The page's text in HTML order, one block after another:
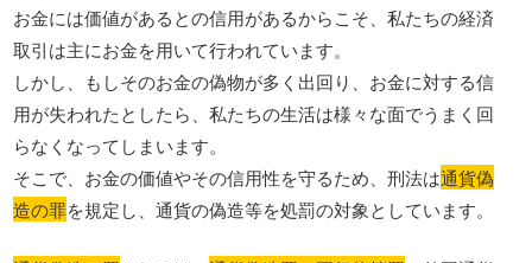
お金には価値があるとの信用があるからこそ、私たちの経済
取引は主にお金を用いて行われています。
しかし、もしそのお金の偽物が多く出回り、お金に対する信
用が失われたとしたら、私たちの生活は様々な面でうまく回
らなくなってしまいます。
そこで、お金の価値やその信用性を守るため、刑法は通貨偽
造の罪を規定し、通貨の偽造等を処罰の対象としています。